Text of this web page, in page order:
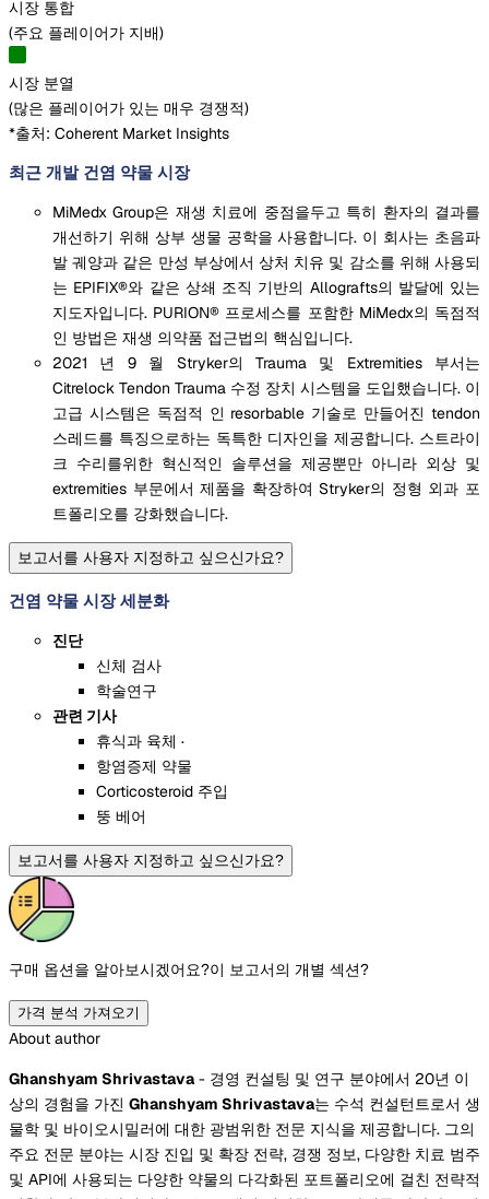
시장 통합
(주요 플레이어가 지배)
시장 분열
(많은 플레이어가 있는 매우 경쟁적)
*출처: Coherent Market Insights
최근 개발 건염 약물 시장
MiMedx Group은 재생 치료에 중점을두고 특히 환자의 결과를
개선하기 위해 상부 생물 공학을 사용합니다. 이 회사는 초음파
발 궤양과 같은 만성 부상에서 상처 치유 및 감소를 위해 사용되
는 EPIFIX®와 같은 상쇄 조직 기반의 Allografts의 발달에 있는
지도자입니다. PURION® 프로세스를 포함한 MiMedx의 독점적
인 방법은 재생 의약품 접근법의 핵심입니다.
2021 년 9 월 Stryker의 Trauma 및 Extremities 부서는
Citrelock Tendon Trauma 수정 장치 시스템을 도입했습니다. 이
고급 시스템은 독점적 인 resorbable 기술로 만들어진 tendon
스레드를 특징으로하는 독특한 디자인을 제공합니다. 스트라이
크 수리를위한 혁신적인 솔루션을 제공뿐만 아니라 외상 및
extremities 부문에서 제품을 확장하여 Stryker의 정형 외과 포
트폴리오를 강화했습니다.
보고서를 사용자 지정하고 싶으신가요?
건염 약물 시장 세분화
진단
신체 검사
학술연구
관련 기사
휴식과 육체 ·
항염증제 약물
Corticosteroid 주입
뚱 베어
보고서를 사용자 지정하고 싶으신가요?
구매 옵션을 알아보시겠어요?이 보고서의 개별 섹션?
가격 분석 가져오기
About author
Ghanshyam Shrivastava- 경영 컨설팅 및 연구 분야에서 20년 이
상의 경험을 가진 Ghanshyam Shrivastava는 수석 컨설턴트로서 생
물학 및 바이오시밀러에 대한 광범위한 전문 지식을 제공합니다. 그의
주요 전문 분야는 시장 진입 및 확장 전략, 경쟁 정보, 다양한 치료 범주
및 API에 사용되는 다양한 약물의 다각화된 포트폴리오에 걸친 전략적